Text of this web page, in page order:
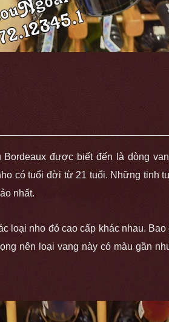
Bordeaux được biết đến là dòng
có tuổi đời từ 21 tuổi. Những tinh
nhất.
loại nho đỏ cao cấp khác nhau.
nên loại vang này có màu gần